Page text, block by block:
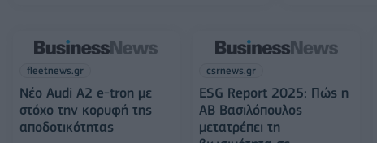
fleetnews.gr
Νέο Audi A2 e-tron με
στόχο την κορυφή της
αποδοτικότητας
csrnews.gr
ESG Report 2025: Πώς η
ΑΒ Βασιλόπουλος
μετατρέπει τη